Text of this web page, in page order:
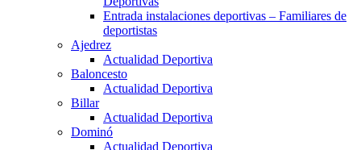
Entrada instalaciones deportivas – Familiares de
deportistas
Ajedrez
Actualidad Deportiva
Baloncesto
Actualidad Deportiva
Billar
Actualidad Deportiva
Dominó
Actualidad Deportiva